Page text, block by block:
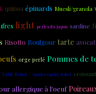
quinoa épinards Muesli/granola
light perles du japon sardine
Risotto Boulgour tarte avocat
orge perlé Pommes de
Table Robot - Anniversaire robot
allergique à l'oeuf